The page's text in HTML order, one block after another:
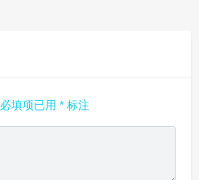
必填项已用* 标注